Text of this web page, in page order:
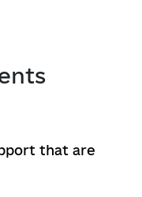
that are